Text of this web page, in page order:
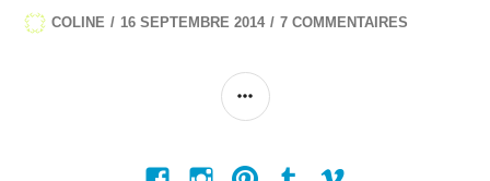
COLINE 16 SEPTEMBRE 2014 7 COMMENTAIRES
COLONNE
FacebookInstagramPinterestTumblr